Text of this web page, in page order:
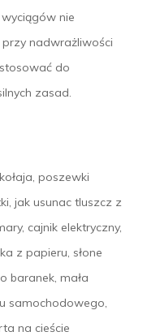
nie
nadwrażliwości
do
zasad.
poszewki
jak usunac tluszcz z
cajnik elektryczny,
z papieru, słone
baranek, mała
samochodowego,
na cieście